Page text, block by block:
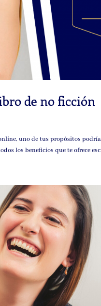
de no ficción
uno de tus propósitos
los beneficios que te ofrece